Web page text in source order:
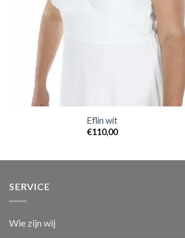
Eflin wit
€110,00
SERVICE
Wie zijn wij